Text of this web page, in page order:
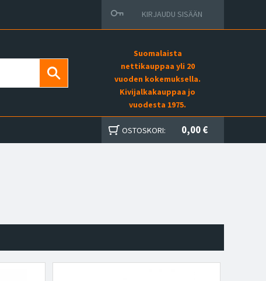
KIRJAUDU SISÄÄN
Suomalaista
nettikauppaa yli 20
vuoden kokemuksella.
Kivijalkakauppaa jo
vuodesta 1975.
OSTOSKORI: 0,00 €